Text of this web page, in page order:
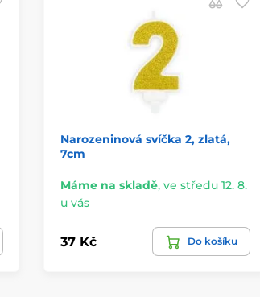
Narozeninová svíčka 2, zlatá,
7cm
Máme na skladě, ve středu 12. 8.
u vás
37 Kč Do košíku